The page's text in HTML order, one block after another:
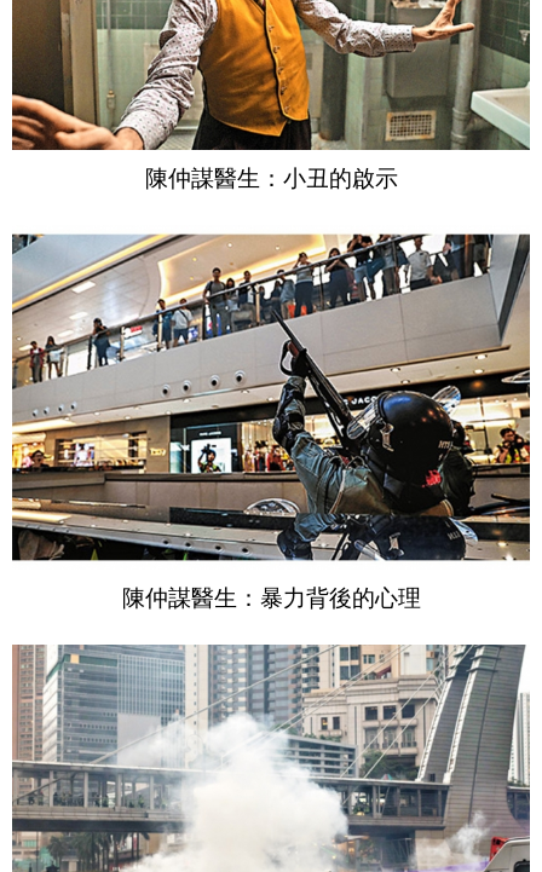
陳仲謀醫生：小丑的啟示
陳仲謀醫生：暴力背後的心理